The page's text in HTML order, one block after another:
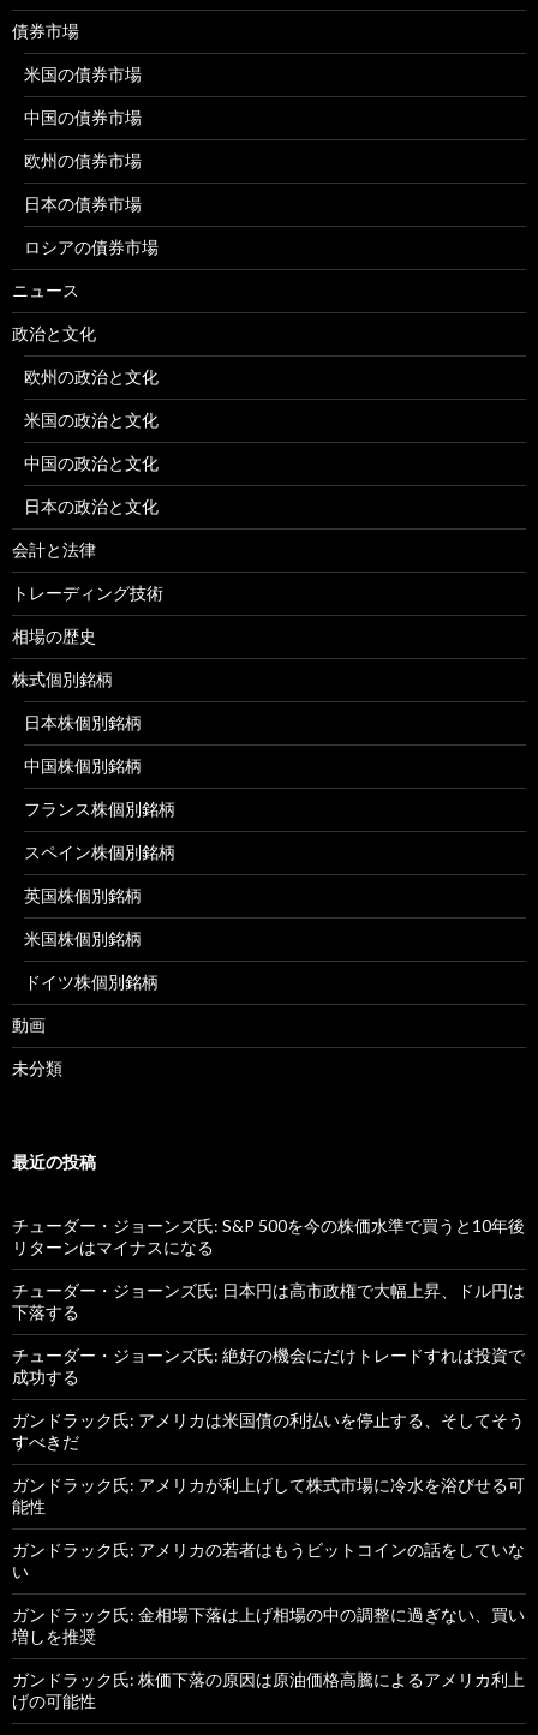
債券市場
米国の債券市場
中国の債券市場
欧州の債券市場
日本の債券市場
ロシアの債券市場
ニュース
政治と文化
欧州の政治と文化
米国の政治と文化
中国の政治と文化
日本の政治と文化
会計と法律
トレーディング技術
相場の歴史
株式個別銘柄
日本株個別銘柄
中国株個別銘柄
フランス株個別銘柄
スペイン株個別銘柄
英国株個別銘柄
米国株個別銘柄
ドイツ株個別銘柄
動画
未分類
最近の投稿
チューダー・ジョーンズ氏: S&P 500を今の株価水準で買うと10年後
リターンはマイナスになる
チューダー・ジョーンズ氏: 日本円は高市政権で大幅上昇、ドル円は
下落する
チューダー・ジョーンズ氏: 絶好の機会にだけトレードすれば投資で
成功する
ガンドラック氏: アメリカは米国債の利払いを停止する、そしてそう
すべきだ
ガンドラック氏: アメリカが利上げして株式市場に冷水を浴びせる可
能性
ガンドラック氏: アメリカの若者はもうビットコインの話をしていな
い
ガンドラック氏: 金相場下落は上げ相場の中の調整に過ぎない、買い
増しを推奨
ガンドラック氏: 株価下落の原因は原油価格高騰によるアメリカ利上
げの可能性